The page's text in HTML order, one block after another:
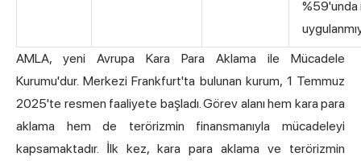
%59'unda
AMLA, yeni Avrupa Kara Para Aklama ile Mücadele
Kurumu'dur. Merkezi Frankfurt'ta bulunan kurum, 1 Temmuz
2025'te resmen faaliyete başladı. Görev alanı hem kara para
aklama hem de terörizmin finansmanıyla mücadeleyi
kapsamaktadır. İlk kez, kara para aklama ve terörizmin